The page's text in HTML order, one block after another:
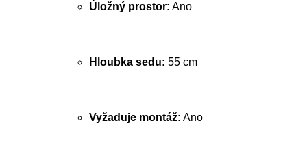
Úložný prostor: Ano
Hloubka sedu: 55 cm
Vyžaduje montáž: Ano